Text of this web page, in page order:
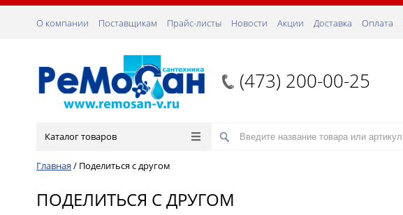
О компании Поставщикам Прайс-листы Новости Акции Доставка Оплата
(473) 200-00-25
Каталог товаров
Главная / Поделиться с другом
ПОДЕЛИТЬСЯ С ДРУГОМ